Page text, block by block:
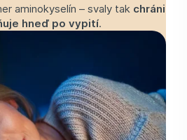
aminokyselín – svaly tak chráni
hneď po vypití.